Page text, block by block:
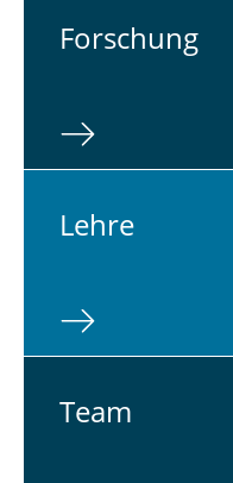
For­schung
Lehre
Team